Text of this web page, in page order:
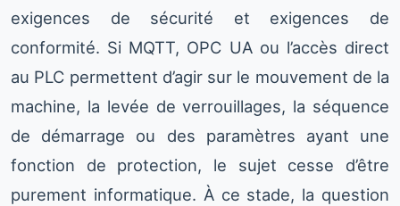
exigences de sécurité et exigences de
conformité. Si MQTT, OPC UA ou l’accès direct
au PLC permettent d’agir sur le mouvement de la
machine, la levée de verrouillages, la séquence
de démarrage ou des paramètres ayant une
fonction de protection, le sujet cesse d’être
purement informatique. À ce stade, la question